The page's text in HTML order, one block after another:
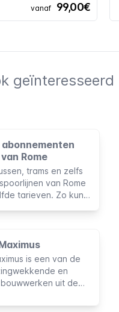
vanaf 99,00€
geïnteresseerd
Rome
trams en zelfs
van Rome
tarieven. Zo kun
is een van de
en
uit de
als het